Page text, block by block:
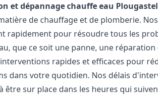
et dépannage chauffe eau
de chauffage et de plomberie.
rapidement pour résoudre tous les
que ce soit une panne, une
rapides et efficaces pour
dans votre quotidien. Nos délais
être sur place dans les heures qui